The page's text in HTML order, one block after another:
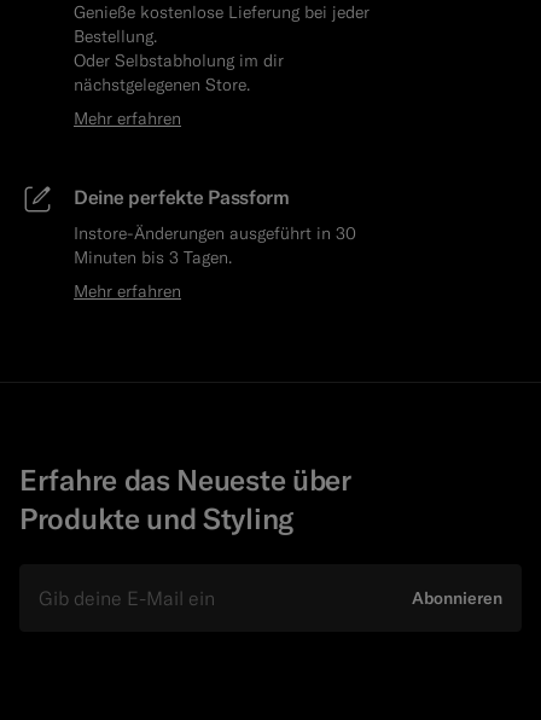
Genieße kostenlose Lieferung bei jeder
Bestellung.
Oder Selbstabholung im dir
nächstgelegenen Store.
Mehr erfahren
Deine perfekte Passform
Instore-Änderungen ausgeführt in 30
Minuten bis 3 Tagen.
Mehr erfahren
Erfahre das Neueste über
Produkte und Styling
Abonnieren